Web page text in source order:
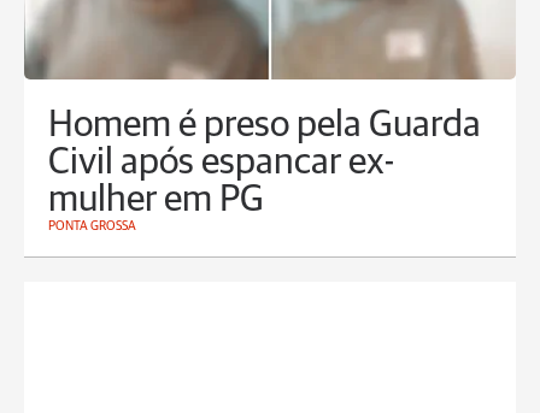
Homem é preso pela Guarda
Civil após espancar ex-
mulher em PG
PONTA GROSSA